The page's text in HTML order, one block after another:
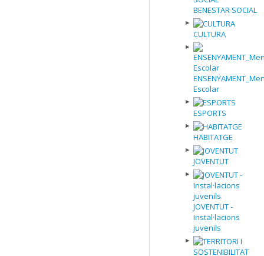
BENESTAR SOCIAL
CULTURA
Escolar
ESPORTS
HABITATGE
JOVENTUT
JOVENTUT -
Instal·lacions
juvenils